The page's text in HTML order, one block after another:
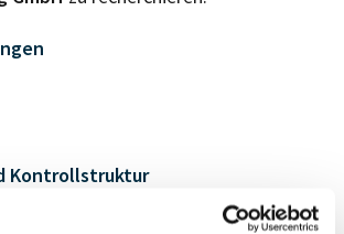
Kontrollstruktur